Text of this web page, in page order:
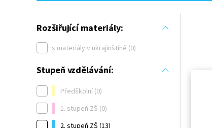
Rozšiřující materiály:
s materiály v ukrajinštině (0)
Stupeň vzdělávání:
Předškolní (0)
1. stupeň ZŠ (0)
2. stupeň ZŠ (13)